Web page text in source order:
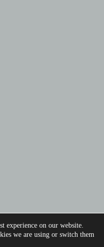
experience on our website.
we are using or switch them